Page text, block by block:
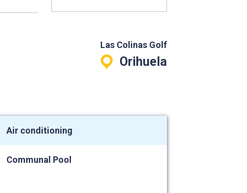
Las Colinas Golf
Orihuela
Air conditioning
Communal Pool